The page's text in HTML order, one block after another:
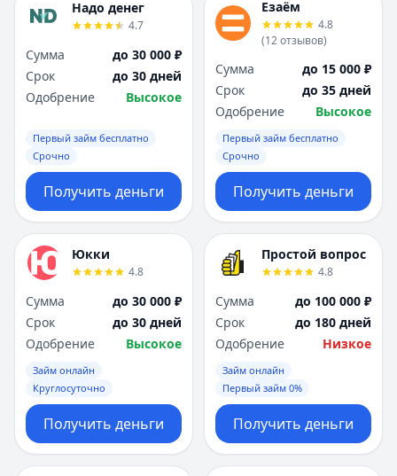
Надо денег
4.7
Сумма
до 30 000 ₽
Срок
до 30 дней
Одобрение
Высокое
Первый займ бесплатно
Срочно
Получить деньги
Езаём
4.8
(12отзывов)
Сумма
до 15 000 ₽
Срок
до 35 дней
Одобрение
Высокое
Первый займ бесплатно
Срочно
Получить деньги
Юкки
4.8
Сумма
до 30 000 ₽
Срок
до 30 дней
Одобрение
Высокое
Займ онлайн
Круглосуточно
Получить деньги
Простой вопрос
4.8
Сумма
до 100 000 ₽
Срок
до 180 дней
Одобрение
Низкое
Займ онлайн
Первый займ 0%
Получить деньги